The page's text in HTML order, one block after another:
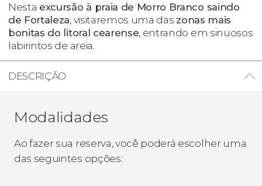
Nesta excursão à praia de Morro Branco saindo
de Fortaleza, visitaremos uma das zonas mais
bonitas do litoral cearense, entrando em sinuosos
labirintos de areia.
DESCRIÇÃO
Modalidades
Ao fazer sua reserva, você poderá escolher uma
das seguintes opções: